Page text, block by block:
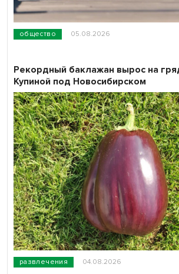
общество 05.08.2026
развлечения 04.08.2026
Рекордный баклажан вырос на
Купиной под Новосибирском